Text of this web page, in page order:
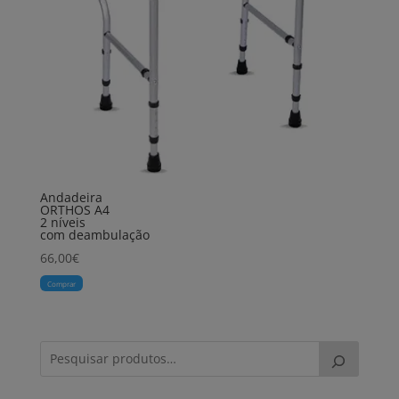
Andadeira
ORTHOS A4
2 níveis
com deambulação
66,00€
Comprar